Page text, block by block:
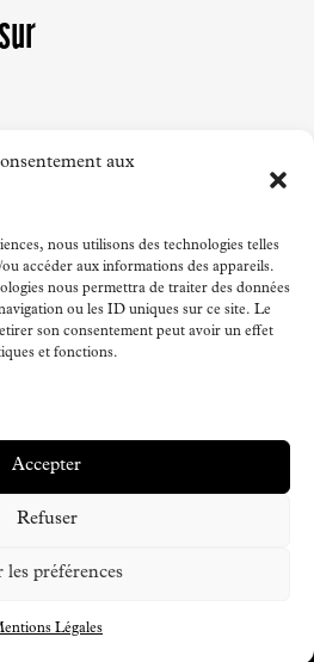
aux
nous utilisons des technologies telles
accéder aux informations des appareils.
nous permettra de traiter des données
ou les ID uniques sur ce site. Le
son consentement peut avoir un effet
et fonctions.
Accepter
Refuser
les préférences
Légales
webcam du Tourmalet
2026 |Mentions Légales